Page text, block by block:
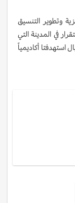
وتطوير التنسيق
في المدينة التي
استهدفتا أكاديمياً